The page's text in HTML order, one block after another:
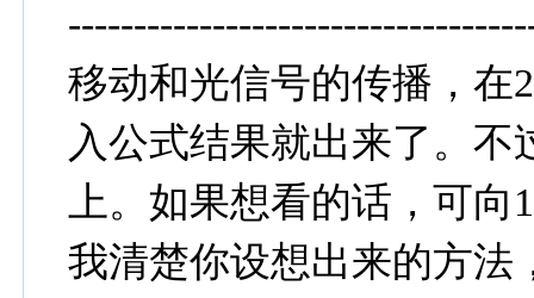
移动和光信号的传播，在
入公式结果就出来了。
上。如果想看的话，可
我清楚你设想出来的方法